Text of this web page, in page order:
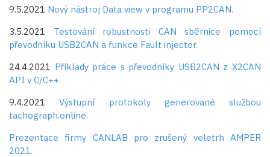
9.5.2021 Nový nástroj Data view v programu PP2CAN.
3.5.2021 Testování robustnosti CAN sběrnice pomocí
převodníku USB2CAN a funkce Fault injector.
24.4.2021 Příklady práce s převodníky USB2CAN z X2CAN
API v C/C++.
9.4.2021 Výstupní protokoly generované službou
tachograph.online.
Prezentace firmy CANLAB pro zrušený veletrh AMPER
2021.